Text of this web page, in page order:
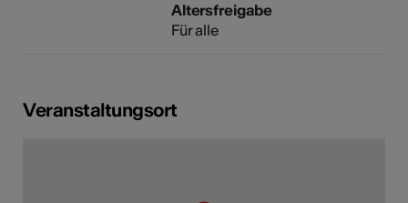
Altersfreigabe
Für alle
Veranstaltungsort